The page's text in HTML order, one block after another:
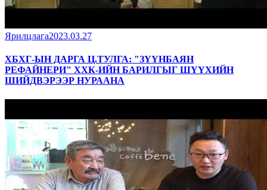
Ярилцлага2023.03.27
ХБХГ-ЫН ДАРГА Ц.ТУЛГА: "ЗҮҮНБАЯН
РЕФАЙНЕРИ" ХХК-ИЙН БАРИЛГЫГ ШҮҮХИЙН
ШИЙДВЭРЭЭР НУРААНА